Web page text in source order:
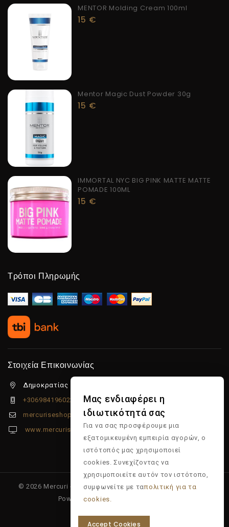
MENTOR Molding Cream 100ml
15 €
Mentor Magic Dust Powder 30g
15 €
IMMORTAL NYC BIG PINK MATTE MATTE
POMADE 100ML
15 €
Τρόποι Πληρωμής
Στοιχεία Επικοινωνίας
Δημοκρατίας 5β Λιμένας Χερσονήσου, 70014
+306984196022
mercuriseshop@gmail.com
www.mercuriseshop.gr
© 2026 Mercuri - Είδη κομμωτηρίου - Επώνυμα προϊόντα -
Powered & Supported by
Μας ενδιαφέρει η
ιδιωτικότητά σας
Για να σας προσφέρουμε μια
εξατομικευμένη εμπειρία αγορών, ο
ιστότοπός μας χρησιμοποιεί
cookies. Συνεχίζοντας να
χρησιμοποιείτε αυτόν τον ιστότοπο,
συμφωνείτε με ταπολιτική για τα
cookies.
Accept Cookies